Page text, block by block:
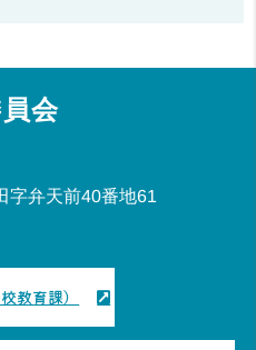
会
字弁天前40番地61
教育課）